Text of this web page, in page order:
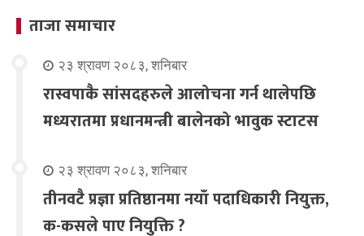
ताजा समाचार
२३ श्रावण २०८३, शनिबार
रास्वपाकै सांसदहरुले आलोचना गर्न थालेपछि
मध्यरातमा प्रधानमन्त्री बालेनको भावुक स्टाटस
२३ श्रावण २०८३, शनिबार
तीनवटै प्रज्ञा प्रतिष्ठानमा नयाँ पदाधिकारी नियुक्त,
क-कसले पाए नियुक्ति ?